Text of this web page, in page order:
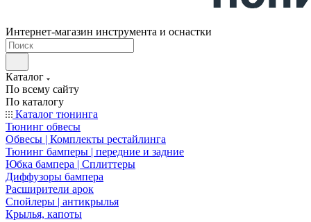
Интернет-магазин инструмента и оснастки
Каталог
По всему сайту
По каталогу
Каталог тюнинга
Тюнинг обвесы
Обвесы | Комплекты рестайлинга
Тюнинг бамперы | передние и задние
Юбка бампера | Сплиттеры
Диффузоры бампера
Расширители арок
Спойлеры | антикрылья
Крылья, капоты